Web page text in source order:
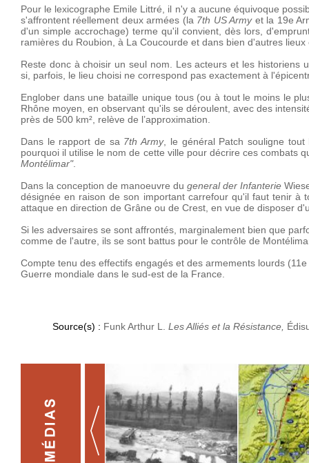
Pour le lexicographe Emile Littré, il n'y a aucune équivoque
s'affrontent réellement deux armées (la 7th US Armyet la 19e
d'un simple accrochage) terme qu'il convient, dès lors,
ramières du Roubion, à La Coucourde et dans bien d'autres lieux
Reste donc à choisir un seul nom. Les acteurs et les historiens
si, parfois, le lieu choisi ne correspond pas exactement à
Englober dans une bataille unique tous (ou à tout le moins le
Rhône moyen, en observant qu'ils se déroulent, avec des
près de 500 km², relève de l’approximation.
Dans le rapport de sa 7th Army, le général Patch souligne
pourquoi il utilise le nom de cette ville pour décrire ces combats
Montélimar".
Dans la conception de manoeuvre dugeneral der Infanterie
désignée en raison de son important carrefour qu'il faut tenir
attaque en direction de Grâne ou de Crest, en vue de disposer
Si les adversaires se sont affrontés, marginalement bien que
comme de l'autre, ils se sont battus pour le contrôle de
Compte tenu des effectifs engagés et des armements lourds
Guerre mondiale dans le sud-est de la France.
Source(s) : Funk Arthur L. Les Alliés et la Résistance,